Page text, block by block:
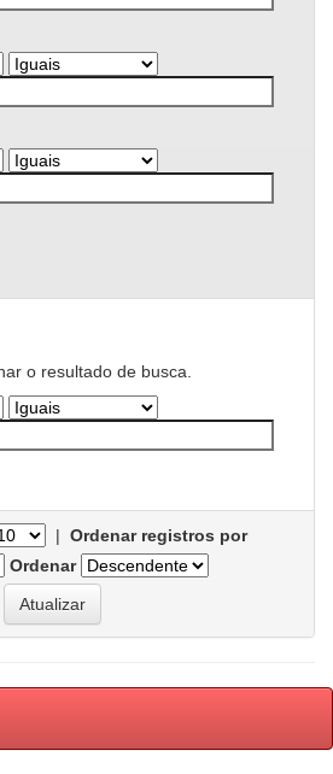
o resultado de busca.
| Ordenar registros por
Ordenar